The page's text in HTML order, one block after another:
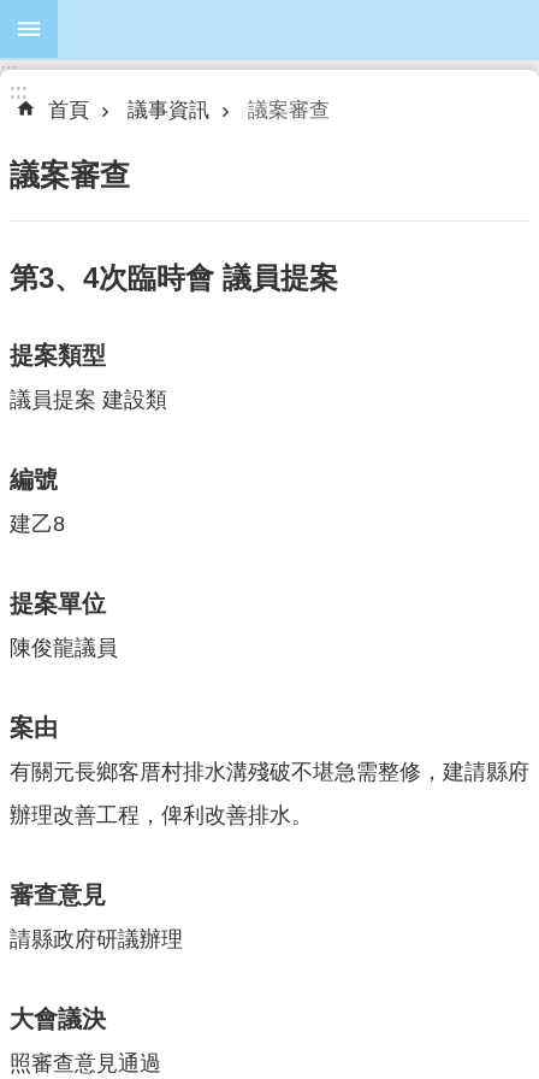
跳到主要內容區塊
階
尋
本
介
本
議
員
本
訊
資
訊
法
規
區
表
載
鄉
:::
:::
:::
首頁 議事資訊 議案審查
議案審查
第3、4次臨時會 議員提案
提案類型
議員提案 建設類
編號
建乙8
提案單位
陳俊龍議員
案由
有關元長鄉客厝村排水溝殘破不堪急需整修，建請縣府
辦理改善工程，俾利改善排水。
審查意見
請縣政府研議辦理
大會議決
照審查意見通過